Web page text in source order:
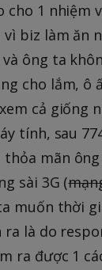
cho 1 nhiệm
biz làm ăn
và ông ta
cho lắm, ô
cả giống
tính, sau
mãn
sài 3G (
muốn thời
là do
ra được 1